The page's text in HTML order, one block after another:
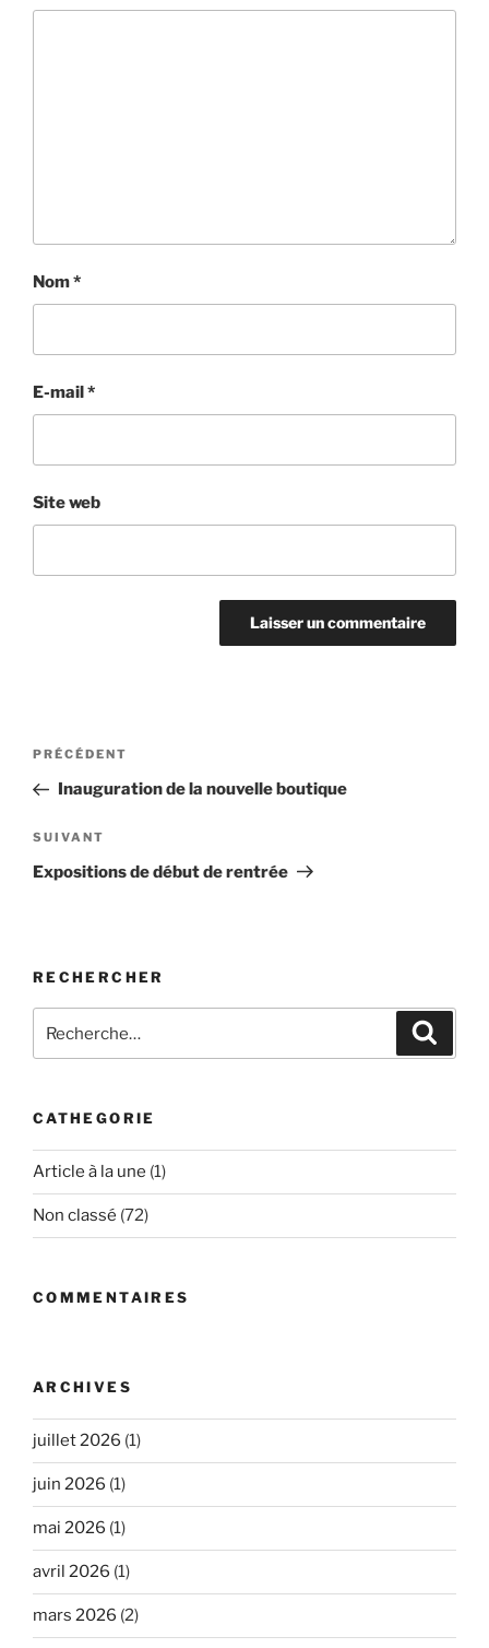
Nom*
E-mail*
Site web
Navigation
l’article
Article
précédent
PRÉCÉDENT
Inauguration de la nouvelle boutique
Article
suivant
SUIVANT
Expositions de début de rentrée
RECHERCHER
pour
CATHEGORIE
Article à la une (1)
Non classé (72)
COMMENTAIRES
ARCHIVES
juillet 2026 (1)
juin 2026 (1)
mai 2026 (1)
avril 2026 (1)
mars 2026 (2)